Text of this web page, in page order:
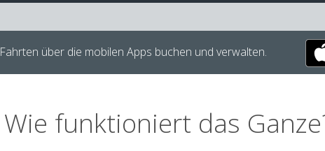
Fahrten über die mobilen Apps buchen und verwalten.
Wie funktioniert das